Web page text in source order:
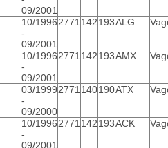
09/2001
10/1996
-
09/2001
2771142193ALG
10/1996
-
09/2001
2771142193AMX
03/1999
-
09/2000
2771140190ATX
10/1996
-
09/2001
2771142193ACK